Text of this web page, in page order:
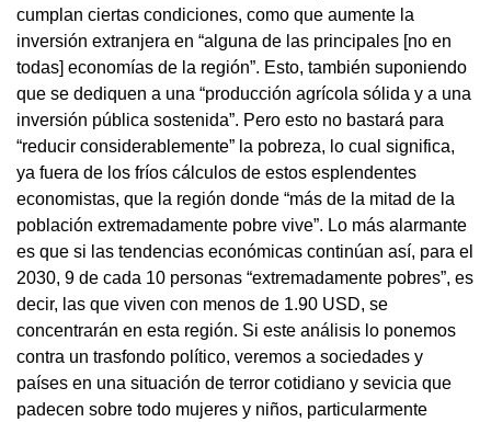
cumplan ciertas condiciones, como que aumente la
inversión extranjera en “alguna de las principales [no en
todas] economías de la región”. Esto, también suponiendo
que se dediquen a una “producción agrícola sólida y a una
inversión pública sostenida”. Pero esto no bastará para
“reducir considerablemente” la pobreza, lo cual significa,
ya fuera de los fríos cálculos de estos esplendentes
economistas, que la región donde “más de la mitad de la
población extremadamente pobre vive”. Lo más alarmante
es que si las tendencias económicas continúan así, para el
2030, 9 de cada 10 personas “extremadamente pobres”, es
decir, las que viven con menos de 1.90 USD, se
concentrarán en esta región. Si este análisis lo ponemos
contra un trasfondo político, veremos a sociedades y
países en una situación de terror cotidiano y sevicia que
padecen sobre todo mujeres y niños, particularmente